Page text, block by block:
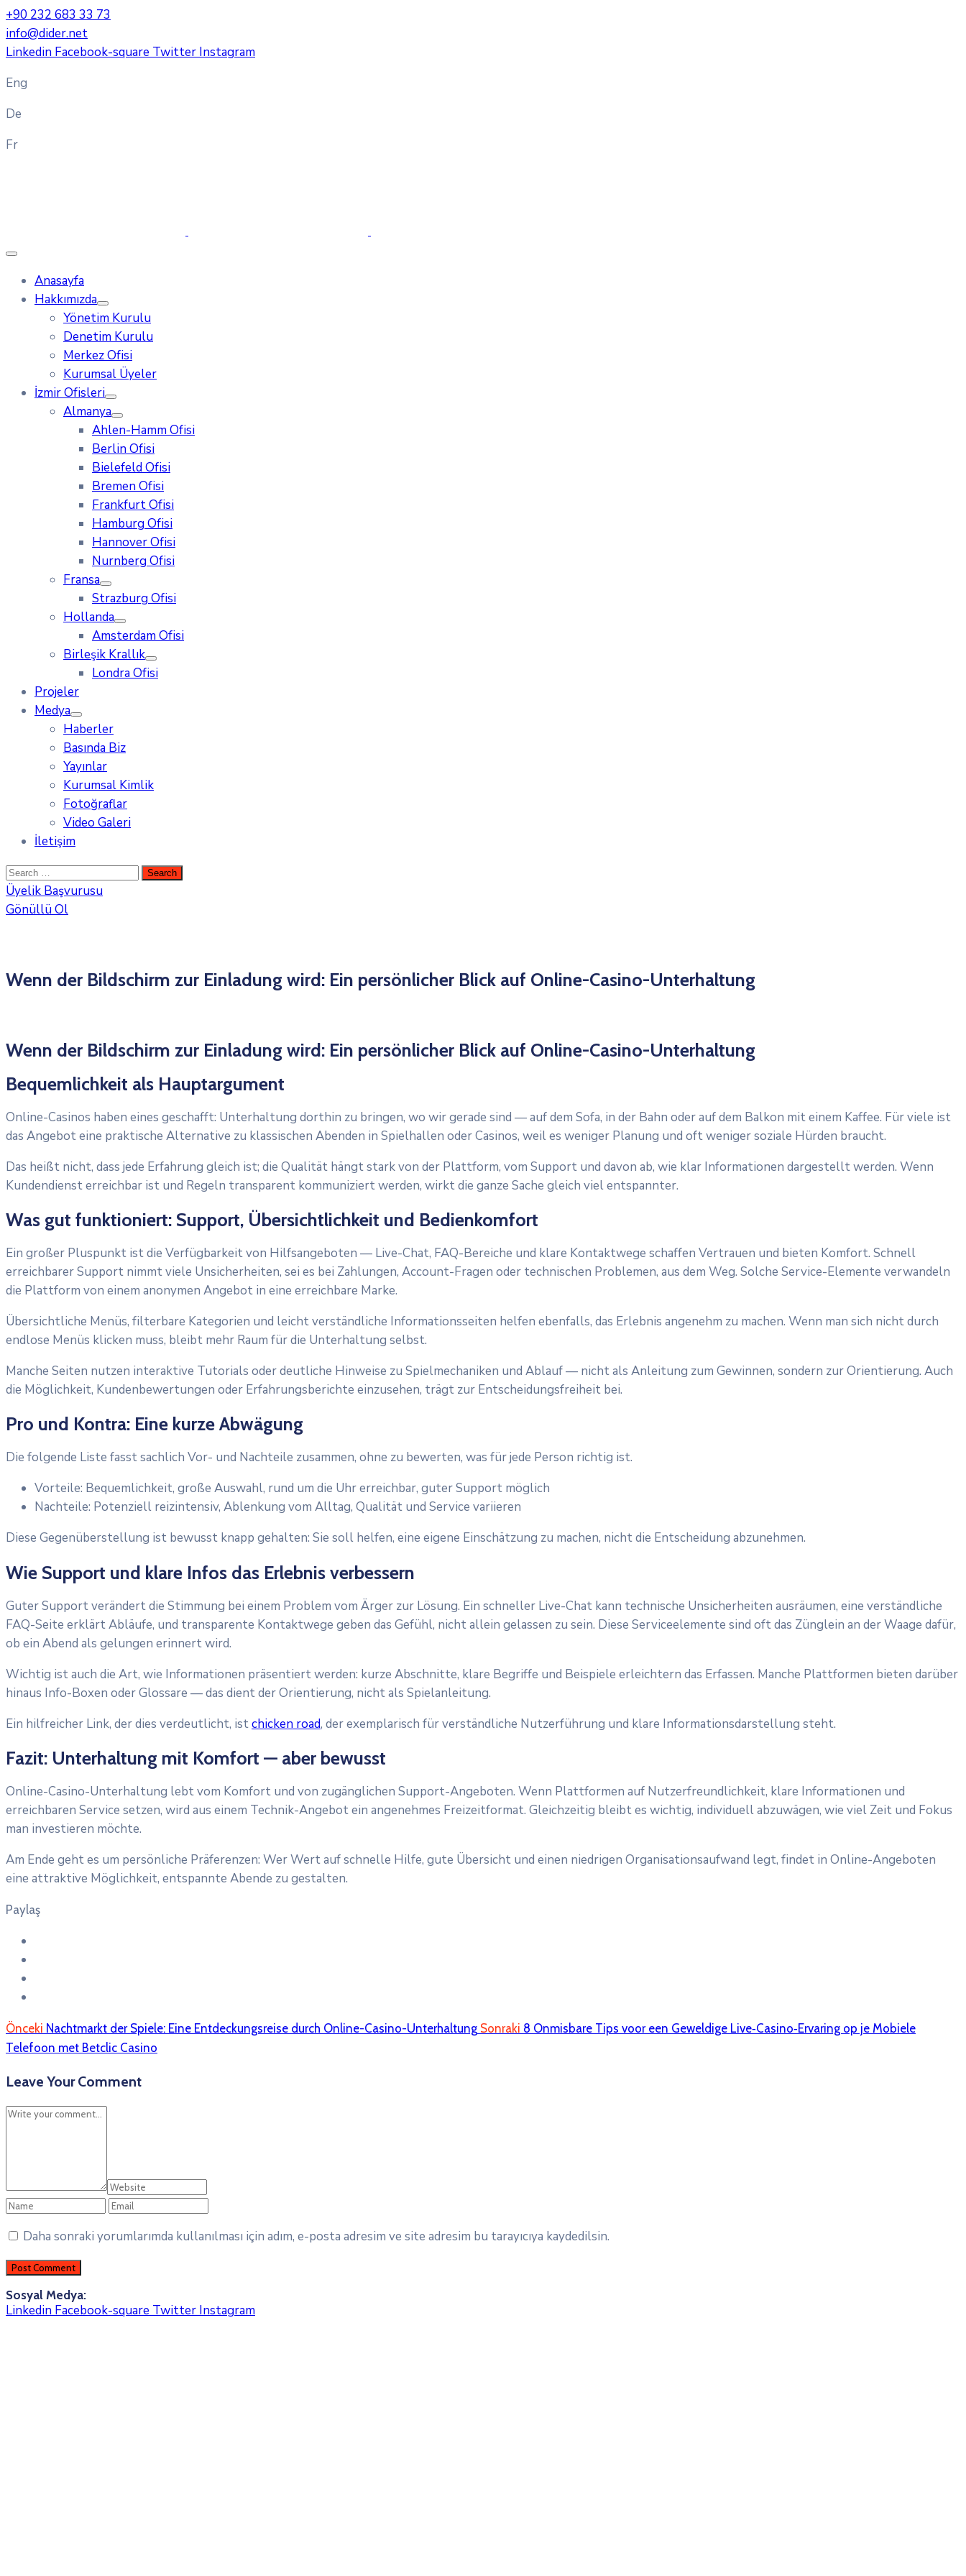
+90 232 683 33 73
info@dider.net
Linkedin Facebook-square Twitter Instagram
Eng
De
Fr
Anasayfa
Hakkımızda
Yönetim Kurulu
Denetim Kurulu
Merkez Ofisi
Kurumsal Üyeler
İzmir Ofisleri
Almanya
Ahlen-Hamm Ofisi
Berlin Ofisi
Bielefeld Ofisi
Bremen Ofisi
Frankfurt Ofisi
Hamburg Ofisi
Hannover Ofisi
Nurnberg Ofisi
Fransa
Strazburg Ofisi
Hollanda
Amsterdam Ofisi
Birleşik Krallık
Londra Ofisi
Projeler
Medya
Haberler
Basında Biz
Yayınlar
Kurumsal Kimlik
Fotoğraflar
Video Galeri
İletişim
Üyelik Başvurusu
Gönüllü Ol
Wenn der Bildschirm zur Einladung wird: Ein persönlicher Blick auf Online-Casino-Unterhaltung
Wenn der Bildschirm zur Einladung wird: Ein persönlicher Blick auf Online-Casino-Unterhaltung
Bequemlichkeit als Hauptargument
Online-Casinos haben eines geschafft: Unterhaltung dorthin zu bringen, wo wir gerade sind — auf dem Sofa, in der Bahn oder auf dem Balkon mit einem Kaffee. Für viele ist
das Angebot eine praktische Alternative zu klassischen Abenden in Spielhallen oder Casinos, weil es weniger Planung und oft weniger soziale Hürden braucht.
Das heißt nicht, dass jede Erfahrung gleich ist; die Qualität hängt stark von der Plattform, vom Support und davon ab, wie klar Informationen dargestellt werden. Wenn
Kundendienst erreichbar ist und Regeln transparent kommuniziert werden, wirkt die ganze Sache gleich viel entspannter.
Was gut funktioniert: Support, Übersichtlichkeit und Bedienkomfort
Ein großer Pluspunkt ist die Verfügbarkeit von Hilfsangeboten — Live-Chat, FAQ-Bereiche und klare Kontaktwege schaffen Vertrauen und bieten Komfort. Schnell
erreichbarer Support nimmt viele Unsicherheiten, sei es bei Zahlungen, Account-Fragen oder technischen Problemen, aus dem Weg. Solche Service-Elemente verwandeln
die Plattform von einem anonymen Angebot in eine erreichbare Marke.
Übersichtliche Menüs, filterbare Kategorien und leicht verständliche Informationsseiten helfen ebenfalls, das Erlebnis angenehm zu machen. Wenn man sich nicht durch
endlose Menüs klicken muss, bleibt mehr Raum für die Unterhaltung selbst.
Manche Seiten nutzen interaktive Tutorials oder deutliche Hinweise zu Spielmechaniken und Ablauf — nicht als Anleitung zum Gewinnen, sondern zur Orientierung. Auch
die Möglichkeit, Kundenbewertungen oder Erfahrungsberichte einzusehen, trägt zur Entscheidungsfreiheit bei.
Pro und Kontra: Eine kurze Abwägung
Die folgende Liste fasst sachlich Vor- und Nachteile zusammen, ohne zu bewerten, was für jede Person richtig ist.
Vorteile: Bequemlichkeit, große Auswahl, rund um die Uhr erreichbar, guter Support möglich
Nachteile: Potenziell reizintensiv, Ablenkung vom Alltag, Qualität und Service variieren
Diese Gegenüberstellung ist bewusst knapp gehalten: Sie soll helfen, eine eigene Einschätzung zu machen, nicht die Entscheidung abzunehmen.
Wie Support und klare Infos das Erlebnis verbessern
Guter Support verändert die Stimmung bei einem Problem vom Ärger zur Lösung. Ein schneller Live-Chat kann technische Unsicherheiten ausräumen, eine verständliche
FAQ-Seite erklärt Abläufe, und transparente Kontaktwege geben das Gefühl, nicht allein gelassen zu sein. Diese Serviceelemente sind oft das Zünglein an der Waage dafür,
ob ein Abend als gelungen erinnert wird.
Wichtig ist auch die Art, wie Informationen präsentiert werden: kurze Abschnitte, klare Begriffe und Beispiele erleichtern das Erfassen. Manche Plattformen bieten darüber
hinaus Info-Boxen oder Glossare — das dient der Orientierung, nicht als Spielanleitung.
Ein hilfreicher Link, der dies verdeutlicht, istchicken road, der exemplarisch für verständliche Nutzerführung und klare Informationsdarstellung steht.
Fazit: Unterhaltung mit Komfort — aber bewusst
Online-Casino-Unterhaltung lebt vom Komfort und von zugänglichen Support-Angeboten. Wenn Plattformen auf Nutzerfreundlichkeit, klare Informationen und
erreichbaren Service setzen, wird aus einem Technik-Angebot ein angenehmes Freizeitformat. Gleichzeitig bleibt es wichtig, individuell abzuwägen, wie viel Zeit und Fokus
man investieren möchte.
Am Ende geht es um persönliche Präferenzen: Wer Wert auf schnelle Hilfe, gute Übersicht und einen niedrigen Organisationsaufwand legt, findet in Online-Angeboten
eine attraktive Möglichkeit, entspannte Abende zu gestalten.
Paylaş
Önceki Nachtmarkt der Spiele: Eine Entdeckungsreise durch Online-Casino-Unterhaltung Sonraki 8 Onmisbare Tips voor een Geweldige Live‑Casino‑Ervaring op je Mobiele
Telefoon met Betclic Casino
Leave Your Comment
Daha sonraki yorumlarımda kullanılması için adım, e-posta adresim ve site adresim bu tarayıcıya kaydedilsin.
Sosyal Medya:
Linkedin Facebook-square Twitter Instagram